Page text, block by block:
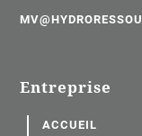
Entreprise
ACCUEIL